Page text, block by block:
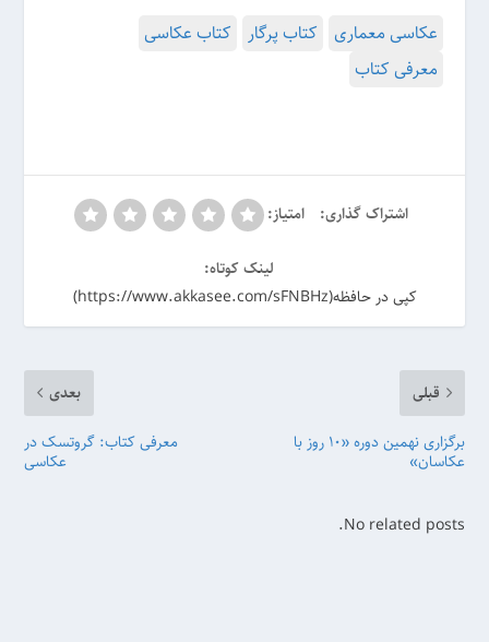
عکاسی معماری کتاب پرگار
کتاب عکاسی
معرفی کتاب
اشتراک گذاری: امتیاز:
لینک کوتاه:
کپی در حافظه(https://www.akkasee.com/sFNBHz)
قبلی
برگزاری نهمین دوره «۱۰ روز با
عکاسان»
بعدی
معرفی کتاب: گروتسک در
عکاسی
No related posts.